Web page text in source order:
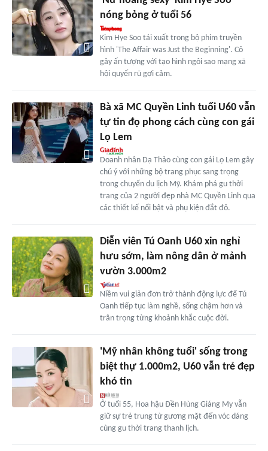
nóng bỏng ở tuổi 56
Kim Hye Soo tái xuất trong bộ phim truyền
hình 'The Affair was Just the Beginning'. Cô
gây ấn tượng với tạo hình ngôi sao mạng xã
hội quyến rũ gợi cảm.
Bà xã MC Quyền Linh tuổi U60 vẫn
tự tin đọ phong cách cùng con gái
Lọ Lem
Doanh nhân Dạ Thảo cùng con gái Lọ Lem gây
chú ý với những bộ trang phục sang trọng
trong chuyến du lịch Mỹ. Khám phá gu thời
trang của 2 người đẹp nhà MC Quyền Linh qua
các thiết kế nổi bật và phụ kiện đắt đỏ.
Diễn viên Tú Oanh U60 xin nghỉ
hưu sớm, làm nông dân ở mảnh
vườn 3.000m2
Niềm vui giản đơn trở thành động lực để Tú
Oanh tiếp tục làm nghề, sống chậm hơn và
trân trọng từng khoảnh khắc cuộc đời.
'Mỹ nhân không tuổi' sống trong
biệt thự 1.000m2, U60 vẫn trẻ đẹp
khó tin
Ở tuổi 55, Hoa hậu Đền Hùng Giáng My vẫn
giữ sự trẻ trung từ gương mặt đến vóc dáng
cùng gu thời trang thanh lịch.